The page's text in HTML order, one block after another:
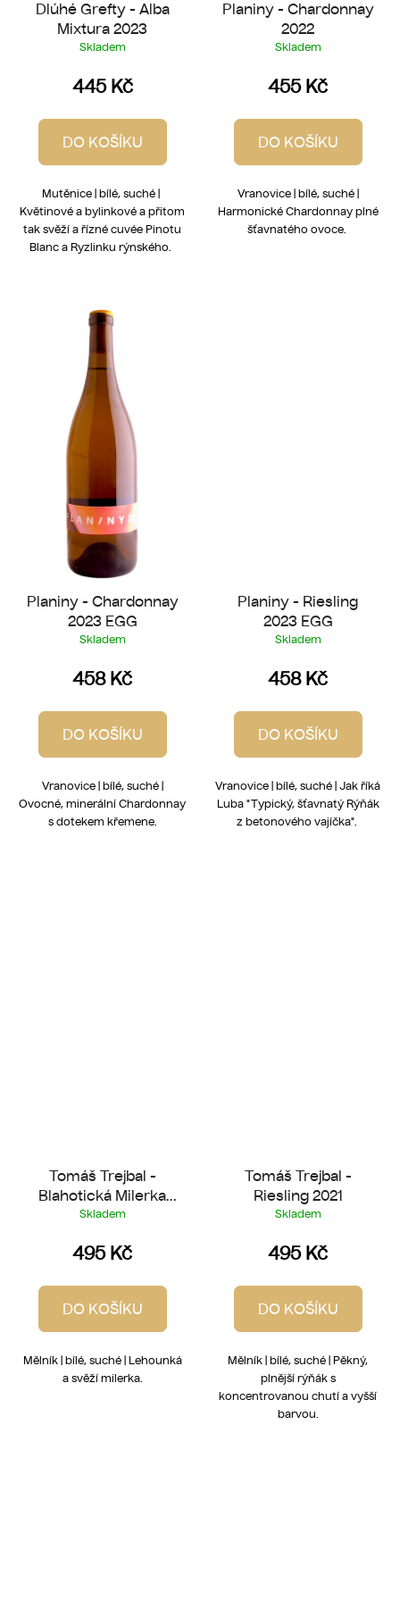
Dlúhé Grefty - Alba
Mixtura 2023
Skladem
445 Kč
DO KOŠÍKU
Mutěnice | bílé, suché |
Květinové a bylinkové a přitom
tak svěží a řízné cuvée Pinotu
Blanc a Ryzlinku rýnského.
Planiny - Chardonnay
2022
Skladem
455 Kč
DO KOŠÍKU
Vranovice | bílé, suché |
Harmonické Chardonnay plné
šťavnatého ovoce.
Planiny - Chardonnay
2023 EGG
Skladem
458 Kč
DO KOŠÍKU
Vranovice | bílé, suché |
Ovocné, minerální Chardonnay
s dotekem křemene.
Planiny - Riesling
2023 EGG
Skladem
458 Kč
DO KOŠÍKU
Vranovice | bílé, suché | Jak říká
Luba "Typický, šťavnatý Rýňák
z betonového vajíčka".
Tomáš Trejbal -
Blahotická Milerka
2023
Skladem
495 Kč
DO KOŠÍKU
Mělník | bílé, suché | Lehounká
a svěží milerka.
Tomáš Trejbal -
Riesling 2021
Skladem
495 Kč
DO KOŠÍKU
Mělník | bílé, suché | Pěkný,
plnější rýňák s
koncentrovanou chutí a vyšší
barvou.